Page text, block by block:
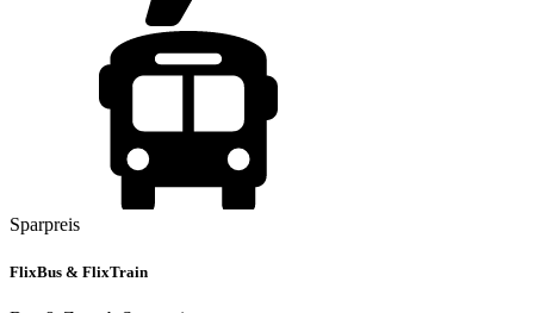
Sparpreis
FlixBus & FlixTrain